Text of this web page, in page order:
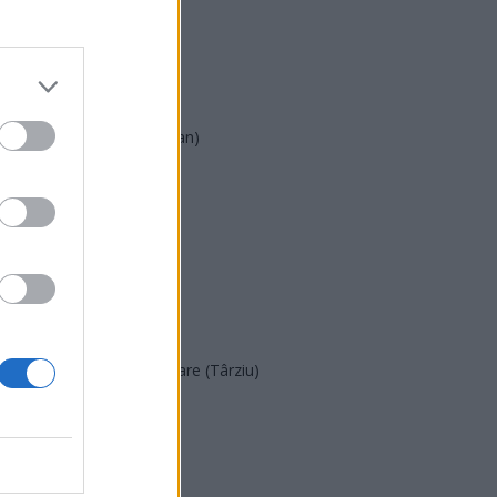
Forța Dreptei (L. Orban)
REPER
SOS (Șoșoacă)
POT (Gavrilă)
Acțiunea Conservatoare (Târziu)
PUSL (D. Voiculescu)